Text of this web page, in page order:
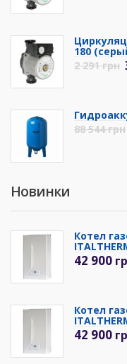
180
2 291грн
88 544грн
Новинки
Котел
42 900
Котел
42 900